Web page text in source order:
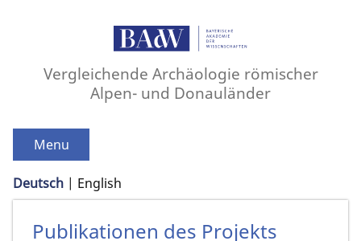
Vergleichende Archäologie römischer
Alpen- und Donauländer
Menu
Deutsch English
Publikationen des Projekts